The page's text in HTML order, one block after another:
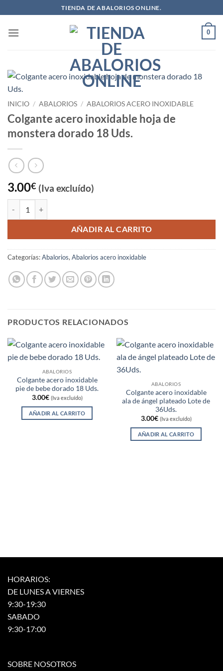
al
contenido
TIENDA DE ABALORIOS ONLINE.
0
INICIO / ABALORIOS / ABALORIOS ACERO INOXIDABLE
Colgante acero inoxidable hoja de
monstera dorado 18 Uds.
3.00€ (Iva excluído)
AÑADIR AL CARRITO
Categorías:Abalorios,Abalorios acero inoxidable
PRODUCTOS RELACIONADOS
ABALORIOS
Colgante acero inoxidable
pie de bebe dorado 18 Uds.
3.00€ (Iva excluído)
AÑADIR AL CARRITO
ABALORIOS
Colgante acero inoxidable
ala de ángel plateado Lote de
36Uds.
3.00€ (Iva excluído)
AÑADIR AL CARRITO
HORARIOS:
DE LUNES A VIERNES
9:30-19:30
SABADO
9:30-17:00
SOBRE NOSOTROS